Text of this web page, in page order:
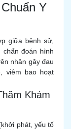
Y
giữa bệnh sử,
chẩn đoán hình
nhân gây đau
viêm bao hoạt
Khám
phát, yếu tố